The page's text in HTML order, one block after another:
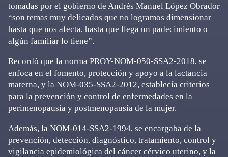
tomadas por el gobierno de Andrés Manuel López Obrador
“son temas muy delicados que no logramos dimensionar
hasta que nos afecta, hasta que llega un padecimiento o
algún familiar lo tiene”.
Recordó que la norma PROY-NOM-050-SSA2-2018, se
enfoca en el fomento, protección y apoyo a la lactancia
materna, y la NOM-035-SSA2-2012, establecía criterios
para la prevención y control de enfermedades en la
perimenopausia y postmenopausia de la mujer.
Además, la NOM-014-SSA2-1994, se encargaba de la
prevención, detección, diagnóstico, tratamiento, control y
vigilancia epidemiológica del cáncer cérvico uterino, y la